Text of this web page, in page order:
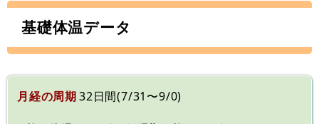
基礎体温データ
月経の周期32日間(7/31〜9/0)